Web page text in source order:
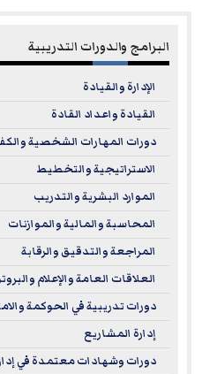
standing across fields
this recognition offers
theoretical
in a modern
the development of skills
business requirements.
ensuring access to
opportunities that
professional growth,
in line with the
of quality and excellence.
البرامج والدورات التدريبية
الإدارة والقيادة
القيادة واعداد القادة
دورات المهارات الشخصية
الاستراتيجية والتخطيط
الموارد البشرية والتدريب
المحاسبة والمالية والموازنات
المراجعة والتدقيق والرقابة
العلاقات العامة والإعلام
دورات تدريبية في الحوكمة
إدارة المشاريع
دورات وشهادات معتمدة في